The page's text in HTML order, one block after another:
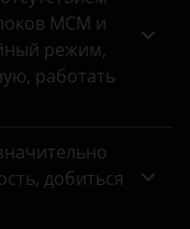
MCM и
режим,
работать
добиться